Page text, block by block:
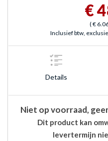
€
(€
Inclusief btw,
Details
Niet op voorraad,
Dit product kan
levertermijn